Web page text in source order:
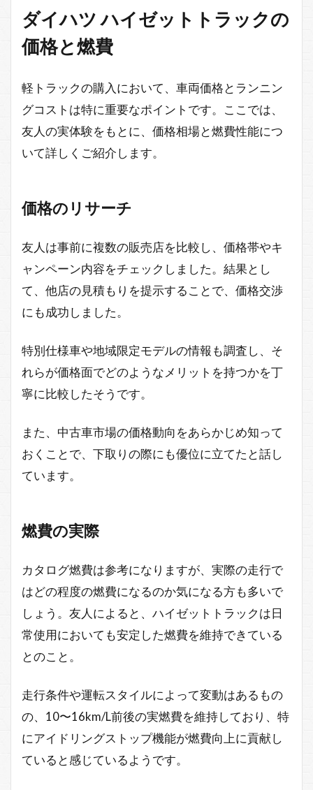
ダイハツ ハイゼットトラックの
価格と燃費
軽トラックの購入において、車両価格とランニン
グコストは特に重要なポイントです。ここでは、
友人の実体験をもとに、価格相場と燃費性能につ
いて詳しくご紹介します。
価格のリサーチ
友人は事前に複数の販売店を比較し、価格帯やキ
ャンペーン内容をチェックしました。結果とし
て、他店の見積もりを提示することで、価格交渉
にも成功しました。
特別仕様車や地域限定モデルの情報も調査し、そ
れらが価格面でどのようなメリットを持つかを丁
寧に比較したそうです。
また、中古車市場の価格動向をあらかじめ知って
おくことで、下取りの際にも優位に立てたと話し
ています。
燃費の実際
カタログ燃費は参考になりますが、実際の走行で
はどの程度の燃費になるのか気になる方も多いで
しょう。友人によると、ハイゼットトラックは日
常使用においても安定した燃費を維持できている
とのこと。
走行条件や運転スタイルによって変動はあるもの
の、10〜16km/L前後の実燃費を維持しており、特
にアイドリングストップ機能が燃費向上に貢献し
ていると感じているようです。